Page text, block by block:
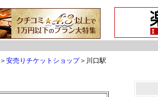
＞ 安売りチケットショップ＞川口駅